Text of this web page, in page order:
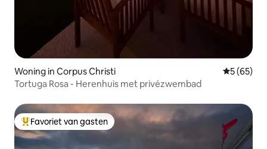
Woning in Corpus Christi
5 (65)
Tortuga Rosa - Herenhuis met privézwembad
Topfavoriet van gasten
Favoriet van gasten